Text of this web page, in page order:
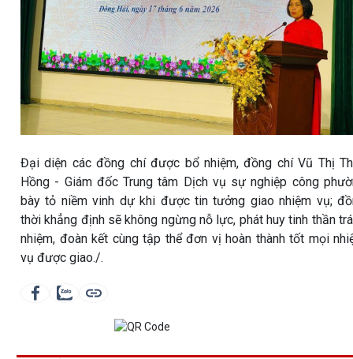
Đại diện các đồng chí được bổ nhiệm, đồng chí Vũ Thị
Hồng - Giám đốc Trung tâm Dịch vụ sự nghiệp công
bày tỏ niềm vinh dự khi được tin tưởng giao nhiệm vụ;
thời khẳng định sẽ không ngừng nỗ lực, phát huy tinh thần
nhiệm, đoàn kết cùng tập thể đơn vị hoàn thành tốt mọi
vụ được giao./.